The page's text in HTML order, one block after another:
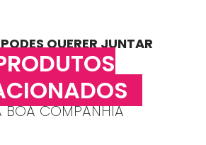
QUERER JUNTAR
BOA COMPANHIA